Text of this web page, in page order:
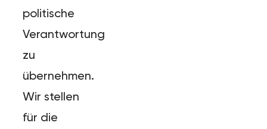
politische
Verantwortung
zu
übernehmen.
Wir stellen
für die